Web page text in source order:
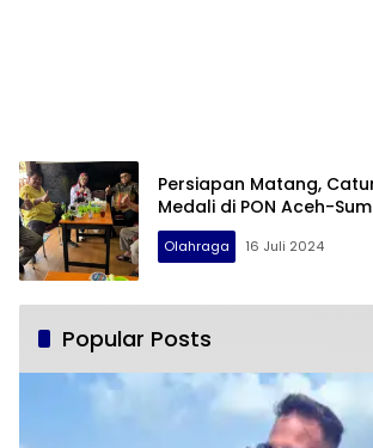
Persiapan Matang,
Medali di PON Aceh-
Olahraga 16 Juli 2024
Popular Posts